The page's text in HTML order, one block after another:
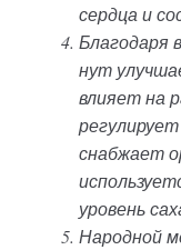
сердца и
Благодаря
нут
влияет на
регулирует
снабжает
уровень
Народной